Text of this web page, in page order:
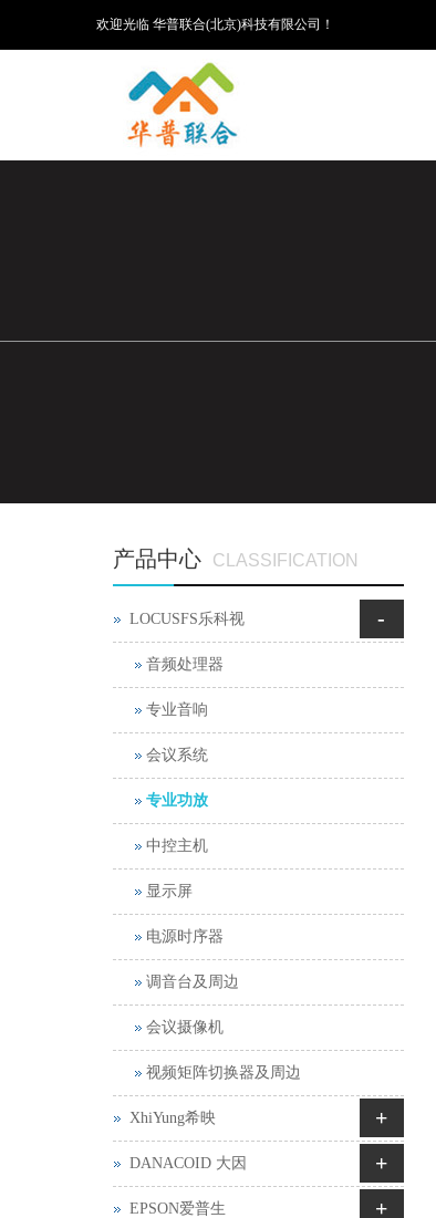
欢迎光临 华普联合(北京)科技有限公司！
产品中心 CLASSIFICATION
LOCUSFS乐科视 -
音频处理器
专业音响
会议系统
专业功放
中控主机
显示屏
电源时序器
调音台及周边
会议摄像机
视频矩阵切换器及周边
XhiYung希映 +
DANACOID 大因 +
EPSON爱普生 +